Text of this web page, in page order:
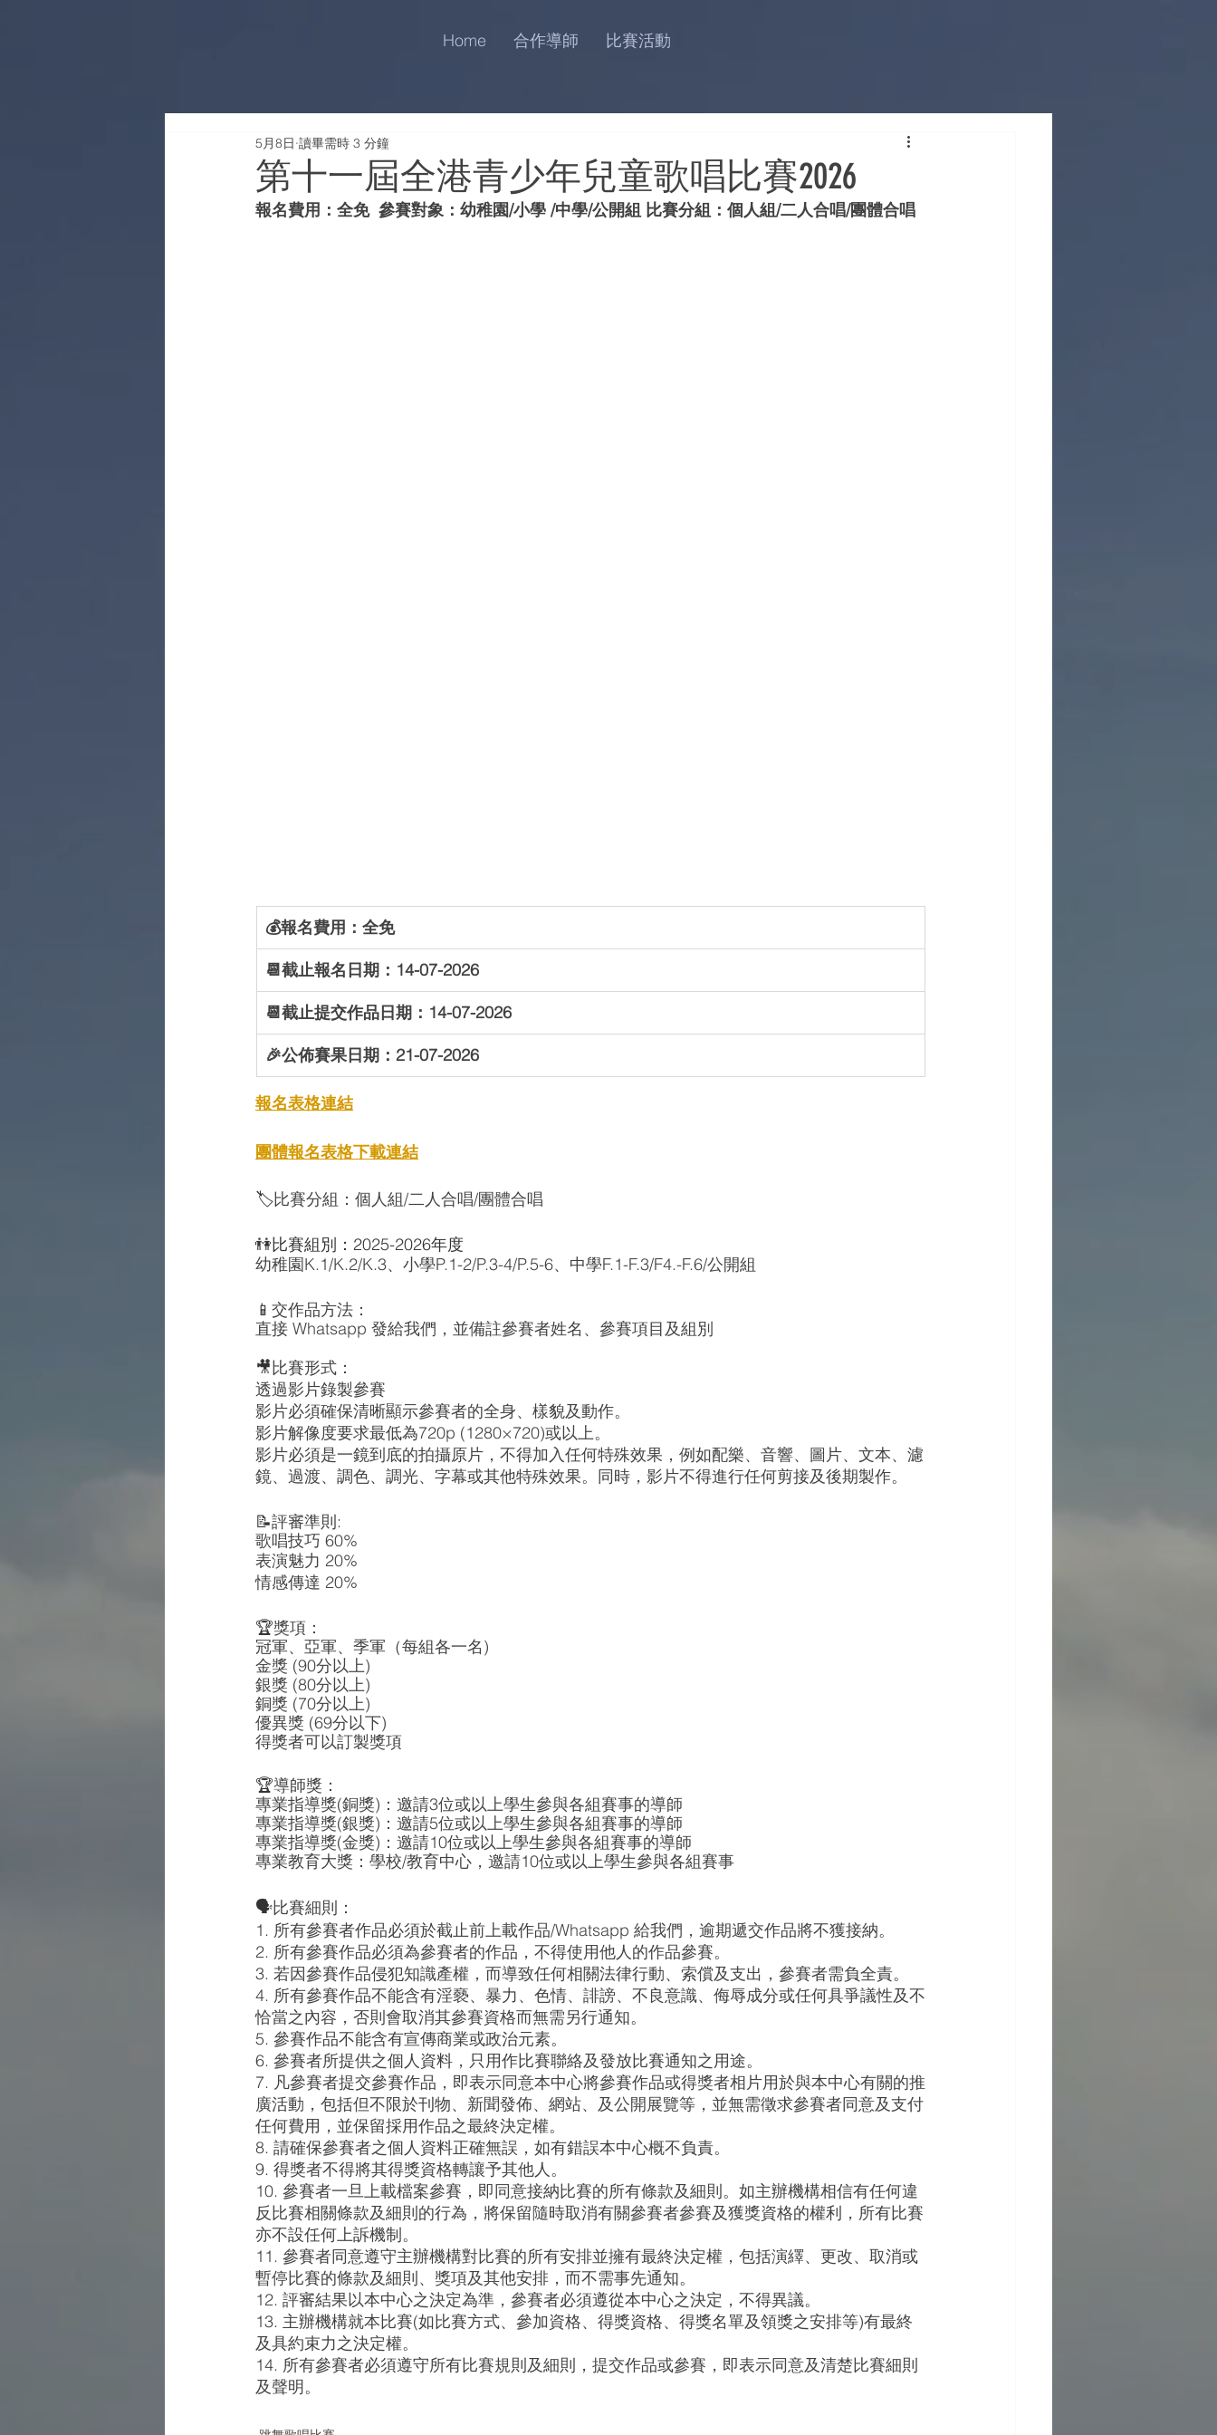
Home 合作導師 比賽活動
第十一屆全港青少年兒童歌唱比賽2026
5月8日 讀畢需時 3 分鐘
報名費用：全免  參賽對象：幼稚園/小學 /中學/公開組 比賽分組：個人組/二人合唱/團體合唱
💰報名費用：全免
📆截止報名日期：14-07-2026
📆截止提交作品日期：14-07-2026
🎉公佈賽果日期：21-07-2026
報名表格連結
團體報名表格下載連結
🏷️比賽分組：個人組/二人合唱/團體合唱
👫比賽組別：2025-2026年度
幼稚園K.1/K.2/K.3、小學P.1-2/P.3-4/P.5-6、中學F.1-F.3/F4.-F.6/公開組
📱 交作品方法：
直接 Whatsapp 發給我們，並備註參賽者姓名、參賽項目及組別
🎥比賽形式：
透過影片錄製參賽
影片必須確保清晰顯示參賽者的全身、樣貌及動作。
影片解像度要求最低為720p (1280×720)或以上。
影片必須是一鏡到底的拍攝原片，不得加入任何特殊效果，例如配樂、音響、圖片、文本、濾
鏡、過渡、調色、調光、字幕或其他特殊效果。同時，影片不得進行任何剪接及後期製作。
📝評審準則:
歌唱技巧 60%
表演魅力 20%
情感傳達 20%
🏆獎項：
冠軍、亞軍、季軍（每組各一名)
金獎 (90分以上)
銀獎 (80分以上)
銅獎 (70分以上)
優異獎 (69分以下)
得獎者可以訂製獎項
🏆導師獎：
專業指導獎(銅獎)：邀請3位或以上學生參與各組賽事的導師
專業指導獎(銀獎)：邀請5位或以上學生參與各組賽事的導師
專業指導獎(金獎)：邀請10位或以上學生參與各組賽事的導師
專業教育大獎：學校/教育中心，邀請10位或以上學生參與各組賽事
🗣️比賽細則：
1. 所有參賽者作品必須於截止前上載作品/Whatsapp 給我們，逾期遞交作品將不獲接納。
2. 所有參賽作品必須為參賽者的作品，不得使用他人的作品參賽。
3. 若因參賽作品侵犯知識產權，而導致任何相關法律行動、索償及支出，參賽者需負全責。
4. 所有參賽作品不能含有淫褻、暴力、色情、誹謗、不良意識、侮辱成分或任何具爭議性及不
恰當之內容，否則會取消其參賽資格而無需另行通知。
5. 參賽作品不能含有宣傳商業或政治元素。
6. 參賽者所提供之個人資料，只用作比賽聯絡及發放比賽通知之用途。
7. 凡參賽者提交參賽作品，即表示同意本中心將參賽作品或得獎者相片用於與本中心有關的推
廣活動，包括但不限於刊物、新聞發佈、網站、及公開展覽等，並無需徵求參賽者同意及支付
任何費用，並保留採用作品之最終決定權。
8. 請確保參賽者之個人資料正確無誤，如有錯誤本中心概不負責。
9. 得獎者不得將其得獎資格轉讓予其他人。
10. 參賽者一旦上載檔案參賽，即同意接納比賽的所有條款及細則。如主辦機構相信有任何違
反比賽相關條款及細則的行為，將保留隨時取消有關參賽者參賽及獲獎資格的權利，所有比賽
亦不設任何上訴機制。
11. 參賽者同意遵守主辦機構對比賽的所有安排並擁有最終決定權，包括演繹、更改、取消或
暫停比賽的條款及細則、獎項及其他安排，而不需事先通知。
12. 評審結果以本中心之決定為準，參賽者必須遵從本中心之決定，不得異議。
13. 主辦機構就本比賽(如比賽方式、參加資格、得獎資格、得獎名單及領獎之安排等)有最終
及具約束力之決定權。
14. 所有參賽者必須遵守所有比賽規則及細則，提交作品或參賽，即表示同意及清楚比賽細則
及聲明。